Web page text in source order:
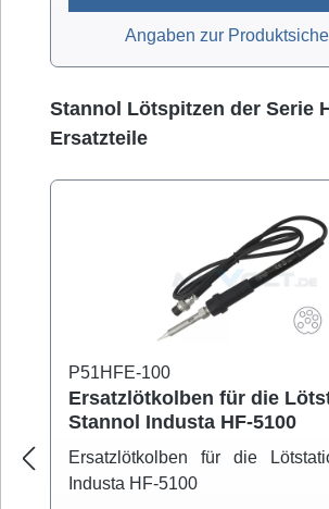
Angaben zur
Produktgalerie überspringen
Stannol Lötspitzen der Serie
Ersatzteile
P51HFE-100
Ersatzlötkolben für die
Stannol Industa HF-5100
Ersatzlötkolben für die
Industa HF-5100